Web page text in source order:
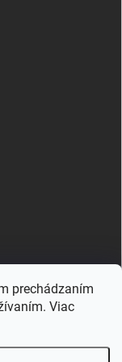
prechádzaním
Viac